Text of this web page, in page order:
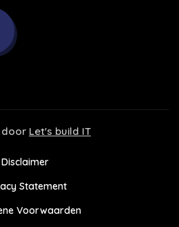
door Let's build IT
Disclaimer
Statement
Voorwaarden